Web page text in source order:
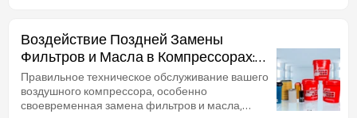
Воздействие Поздней Замены
Фильтров и Масла в Компрессорах:
Исчерпывающее Руководство
Правильное техническое обслуживание вашего
воздушного компрессора, особенно
своевременная замена фильтров и масла,